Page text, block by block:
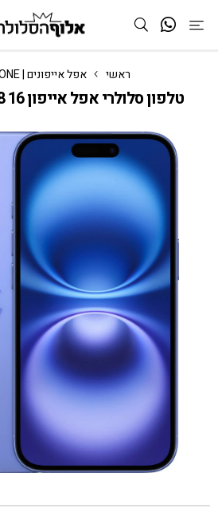
ראשי אפל אייפונים | Apple iPHONE
טלפון סלולרי אפל אייפון 16 128 כחול מתצוגה